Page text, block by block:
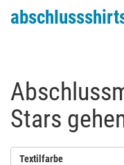
Stars
Textilfarbe